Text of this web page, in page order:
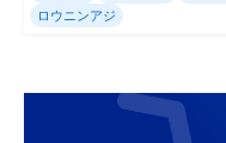
ロウニンアジ